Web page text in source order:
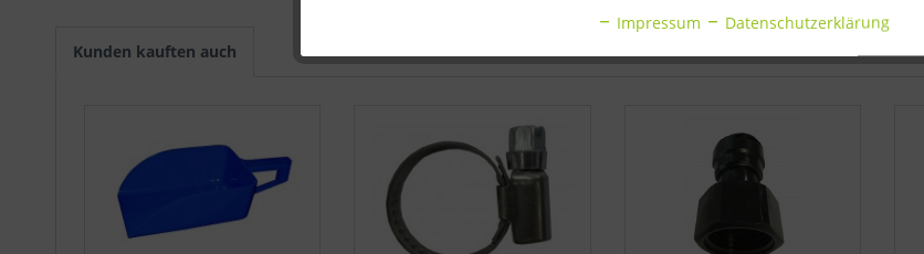
Kunden kauften auch
Impressum Datenschutzerklärung